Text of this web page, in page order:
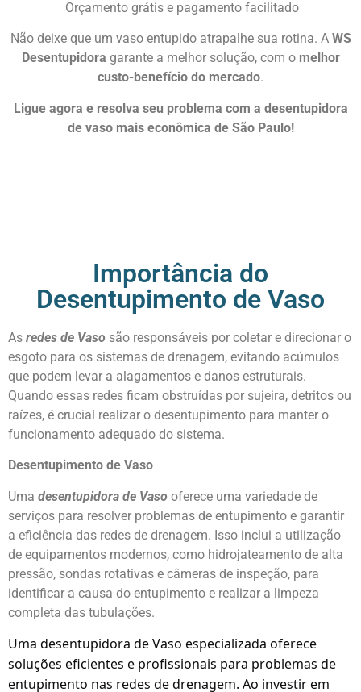
Orçamento grátis e pagamento facilitado
Não deixe que um vaso entupido atrapalhe sua rotina. A WS
Desentupidora garante a melhor solução, com o melhor
custo-benefício do mercado.
Ligue agora e resolva seu problema com a desentupidora
de vaso mais econômica de São Paulo!
Importância do
Desentupimento de Vaso
As redes de Vaso são responsáveis por coletar e direcionar o
esgoto para os sistemas de drenagem, evitando acúmulos
que podem levar a alagamentos e danos estruturais.
Quando essas redes ficam obstruídas por sujeira, detritos ou
raízes, é crucial realizar o desentupimento para manter o
funcionamento adequado do sistema.
Desentupimento de Vaso
Uma desentupidora de Vaso oferece uma variedade de
serviços para resolver problemas de entupimento e garantir
a eficiência das redes de drenagem. Isso inclui a utilização
de equipamentos modernos, como hidrojateamento de alta
pressão, sondas rotativas e câmeras de inspeção, para
identificar a causa do entupimento e realizar a limpeza
completa das tubulações.
Uma desentupidora de Vaso especializada oferece
soluções eficientes e profissionais para problemas de
entupimento nas redes de drenagem. Ao investir em